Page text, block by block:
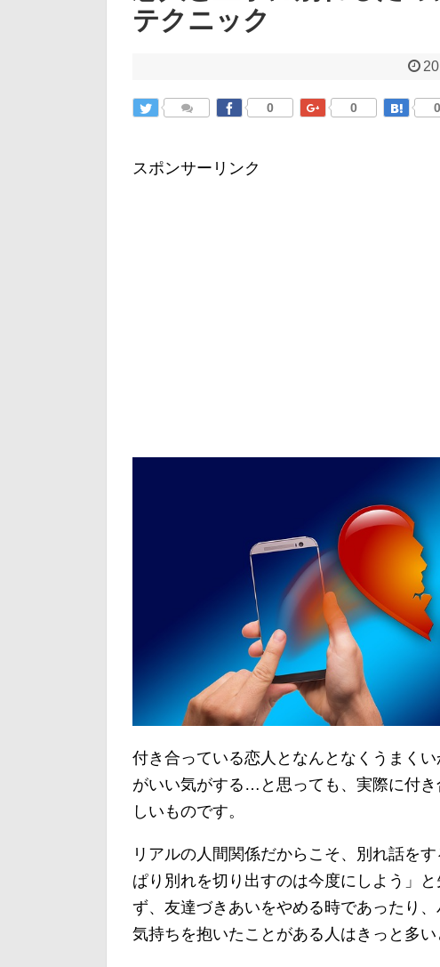
テクニック
0 0 0
スポンサーリンク
付き合っている恋人となんとなくうまく
がいい気がする…と思っても、実際に付
しいものです。
リアルの人間関係だからこそ、別れ話を
ぱり別れを切り出すのは今度にしよう」
ず、友達づきあいをやめる時であったり
気持ちを抱いたことがある人はきっと多い